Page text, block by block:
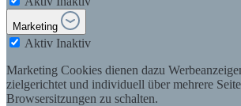
Marketing
Aktiv Inaktiv
Marketing Cookies dienen dazu
zielgerichtet und individuell über mehrere
Browsersitzungen zu schalten.